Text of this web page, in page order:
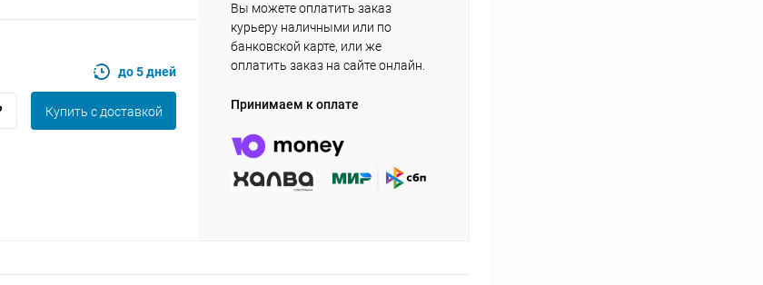
до 5 дней
Купить c доставкой
Вы можете оплатить заказ
курьеру наличными или по
банковской карте, или же
оплатить заказ на сайте онлайн.
Принимаем к оплате
Остались вопросы?
8 800 302-02-51
plait.ru